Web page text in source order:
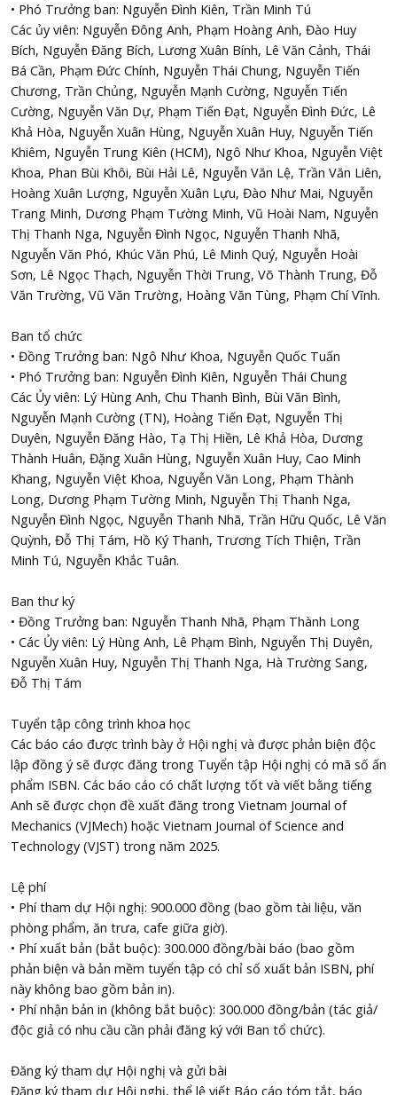
• Phó Trưởng ban: Nguyễn Đình Kiên, Trần Minh Tú
Các ủy viên: Nguyễn Đông Anh, Phạm Hoàng Anh, Đào Huy
Bích, Nguyễn Đăng Bích, Lương Xuân Bính, Lê Văn Cảnh, Thái
Bá Cần, Phạm Đức Chính, Nguyễn Thái Chung, Nguyễn Tiến
Chương, Trần Chủng, Nguyễn Mạnh Cường, Nguyễn Tiến
Cường, Nguyễn Văn Dự, Phạm Tiến Đạt, Nguyễn Đình Đức, Lê
Khả Hòa, Nguyễn Xuân Hùng, Nguyễn Xuân Huy, Nguyễn Tiến
Khiêm, Nguyễn Trung Kiên (HCM), Ngô Như Khoa, Nguyễn Việt
Khoa, Phan Bùi Khôi, Bùi Hải Lê, Nguyễn Văn Lệ, Trần Văn Liên,
Hoàng Xuân Lượng, Nguyễn Xuân Lựu, Đào Như Mai, Nguyễn
Trang Minh, Dương Phạm Tường Minh, Vũ Hoài Nam, Nguyễn
Thị Thanh Nga, Nguyễn Đình Ngọc, Nguyễn Thanh Nhã,
Nguyễn Văn Phó, Khúc Văn Phú, Lê Minh Quý, Nguyễn Hoài
Sơn, Lê Ngọc Thạch, Nguyễn Thời Trung, Võ Thành Trung, Đỗ
Văn Trường, Vũ Văn Trường, Hoàng Văn Tùng, Phạm Chí Vĩnh.
Ban tổ chức
• Đồng Trưởng ban: Ngô Như Khoa, Nguyễn Quốc Tuấn
• Phó Trưởng ban: Nguyễn Đình Kiên, Nguyễn Thái Chung
Các Ủy viên: Lý Hùng Anh, Chu Thanh Bình, Bùi Văn Bình,
Nguyễn Mạnh Cường (TN), Hoàng Tiến Đạt, Nguyễn Thị
Duyên, Nguyễn Đăng Hào, Tạ Thị Hiền, Lê Khả Hòa, Dương
Thành Huân, Đặng Xuân Hùng, Nguyễn Xuân Huy, Cao Minh
Khang, Nguyễn Việt Khoa, Nguyễn Văn Long, Phạm Thành
Long, Dương Phạm Tường Minh, Nguyễn Thị Thanh Nga,
Nguyễn Đình Ngọc, Nguyễn Thanh Nhã, Trần Hữu Quốc, Lê Văn
Quỳnh, Đỗ Thị Tám, Hồ Ký Thanh, Trương Tích Thiện, Trần
Minh Tú, Nguyễn Khắc Tuân.
Ban thư ký
• Đồng Trưởng ban: Nguyễn Thanh Nhã, Phạm Thành Long
• Các Ủy viên: Lý Hùng Anh, Lê Phạm Bình, Nguyễn Thị Duyên,
Nguyễn Xuân Huy, Nguyễn Thị Thanh Nga, Hà Trường Sang,
Đỗ Thị Tám
Tuyển tập công trình khoa học
Các báo cáo được trình bày ở Hội nghị và được phản biện độc
lập đồng ý sẽ được đăng trong Tuyển tập Hội nghị có mã số ấn
phẩm ISBN. Các báo cáo có chất lượng tốt và viết bằng tiếng
Anh sẽ được chọn đề xuất đăng trong Vietnam Journal of
Mechanics (VJMech) hoặc Vietnam Journal of Science and
Technology (VJST) trong năm 2025.
Lệ phí
• Phí tham dự Hội nghị: 900.000 đồng (bao gồm tài liệu, văn
phòng phẩm, ăn trưa, cafe giữa giờ).
• Phí xuất bản (bắt buộc): 300.000 đồng/bài báo (bao gồm
phản biện và bản mềm tuyển tập có chỉ số xuất bản ISBN, phí
này không bao gồm bản in).
• Phí nhận bản in (không bắt buộc): 300.000 đồng/bản (tác giả/
độc giả có nhu cầu cần phải đăng ký với Ban tổ chức).
Đăng ký tham dự Hội nghị và gửi bài
Đăng ký tham dự Hội nghị, thể lệ viết Báo cáo tóm tắt, báo